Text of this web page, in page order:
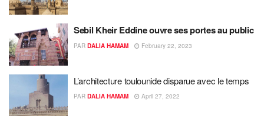
Sebil Kheir Eddine ouvre ses portes au public
PAR DALIA HAMAM February 22, 2023
L’architecture toulounide disparue avec le temps
PAR DALIA HAMAM April 27, 2022